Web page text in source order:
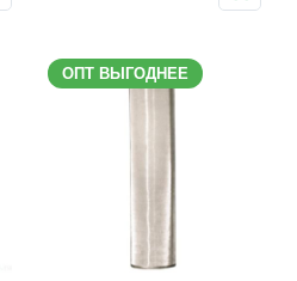
ОПТ ВЫГОДНЕЕ